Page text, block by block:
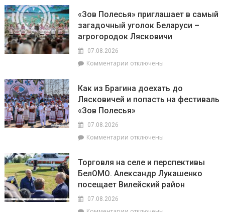
депутатов
Инной
Михаленко
торговли
сельской
местности
почёта.
На
6
уборочной
районе
лидируют
«Зов Полесья» приглашает в самый
загадочный уголок Беларуси –
агрогородок Лясковичи
07.08.2026
Комментарии к
Полесья»
приглашает
в
уголок
агрогородок
Лясковичи
отключены
Как из Брагина доехать до
Лясковичей и попасть на фестиваль
«Зов Полесья»
07.08.2026
Комментарии к
из
Брагина
доехать
отключены
Торговля на селе и перспективы
БелОМО. Александр Лукашенко
посещает Вилейский район
07.08.2026